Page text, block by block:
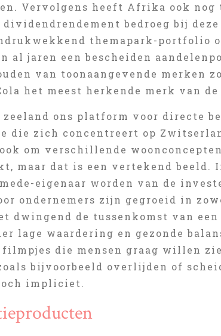
Vervolgens heeft Afrika ook
bedroeg bij
themapark-portfolio
al jaren een bescheiden
van toonaangevende merken
het meest herkende merk van
ons platform voor directe
die zich concentreert op
om verschillende
maar dat is een vertekend beeld.
eigenaar worden van de
ondernemers zijn gegroeid in
dwingend de tussenkomst van
lage waardering en gezonde
die mensen graag willen
bijvoorbeeld overlijden of
impliciet.